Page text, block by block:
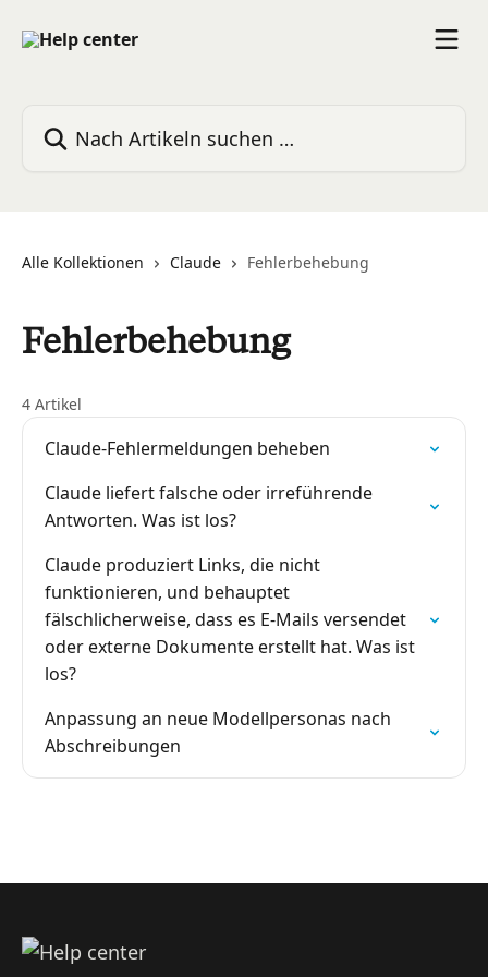
Alle Kollektionen Claude Fehlerbehebung
Fehlerbehebung
4 Artikel
Claude-Fehlermeldungen beheben
Claude liefert falsche oder irreführende
Antworten. Was ist los?
Claude produziert Links, die nicht
funktionieren, und behauptet
fälschlicherweise, dass es E-Mails versendet
oder externe Dokumente erstellt hat. Was ist
los?
Anpassung an neue Modellpersonas nach
Abschreibungen